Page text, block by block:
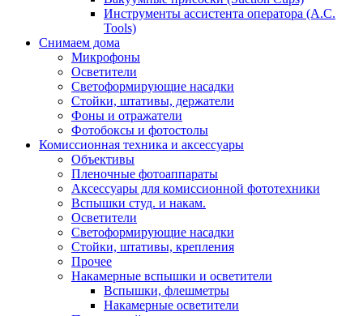
Инструменты ассистента оператора (A.C.
Tools)
Снимаем дома
Микрофоны
Осветители
Светоформирующие насадки
Стойки, штативы, держатели
Фоны и отражатели
Фотобоксы и фотостолы
Комиссионная техника и аксессуары
Объективы
Пленочные фотоаппараты
Аксессуары для комиссионной фототехники
Вспышки студ. и накам.
Осветители
Светоформирующие насадки
Стойки, штативы, крепления
Прочее
Накамерные вспышки и осветители
Вспышки, флешметры
Накамерные осветители